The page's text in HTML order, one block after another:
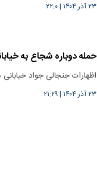
۲۳ آذر ۱۴۰۴ |۲۲:۰
حمله دوباره شجاع به
اظهارات جنجالی جواد
۲۳ آذر ۱۴۰۴ |۲۱:۲۹